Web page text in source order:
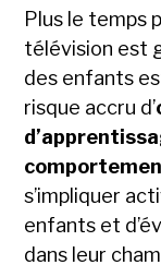
Plus le temps
télévision est
des enfants
risque accru d’
s’impliquer
enfants et
dans leur